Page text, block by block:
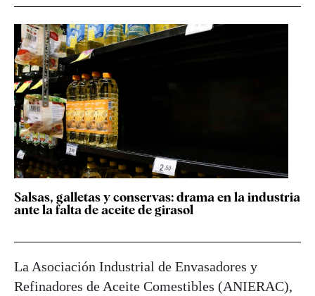
Salsas, galletas y conservas: drama en la industria
ante la falta de aceite de girasol
La Asociación Industrial de Envasadores y
Refinadores de Aceite Comestibles (ANIERAC),